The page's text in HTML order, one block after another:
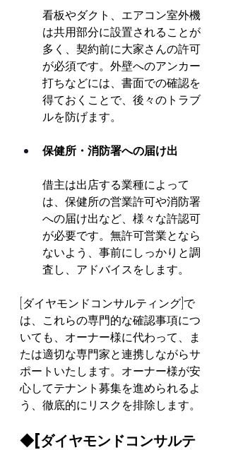
看板やダクト、エアコン室外機
は共用部分に設置されることが
多く、契約前に大家さんの許可
が必須です。外壁へのアンカー
打ちなどには、書面での確認を
得ておくことで、後々のトラブ
ルを防げます。
保健所・消防署への届け出
借主は出店する業種によって
は、保健所の営業許可や消防署
への届け出など、様々な許認可
が必要です。無許可営業となら
ないよう、事前にしっかりと調
査し、アドバイスをします。
[ダイヤモンドコンサルティング]で
は、これらの専門的な確認事項につ
いても、オーナー様に代わって、ま
たは適切な専門家と連携しながらサ
ポートいたします。オーナー様が安
心してテナント募集を進められるよ
う、徹底的にリスクを排除します。
◆[ダイヤモンドコンサルテ